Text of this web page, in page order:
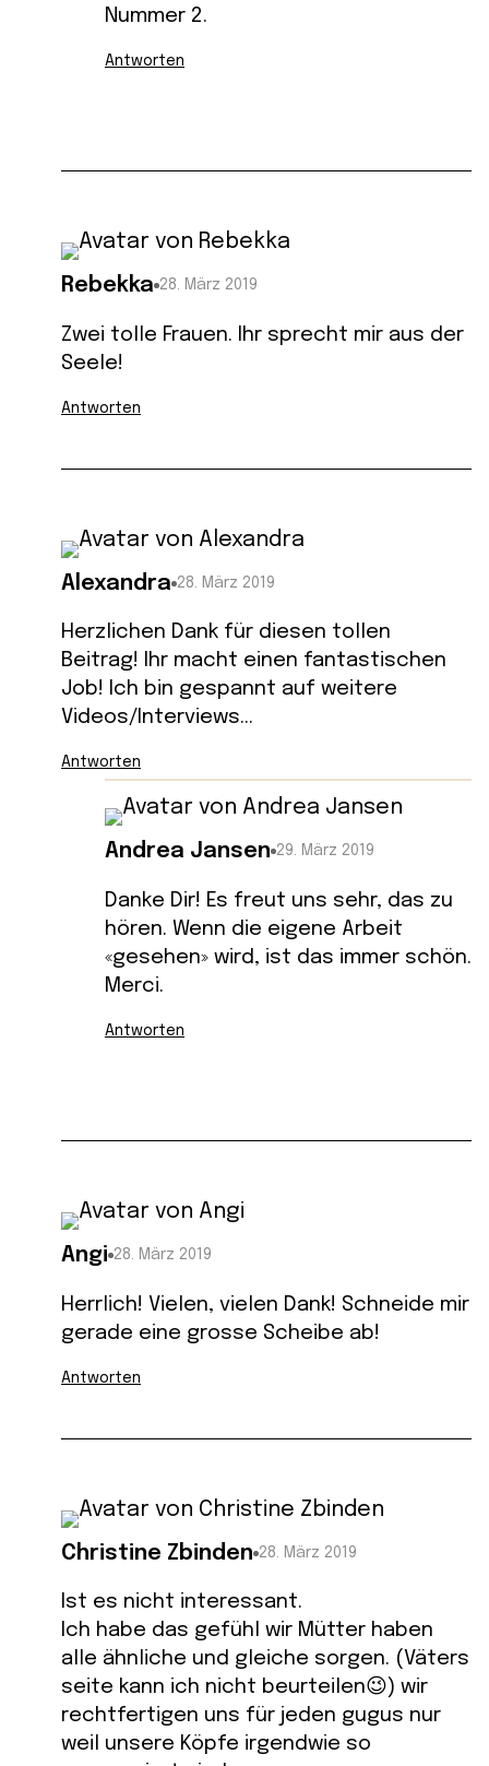
Nummer 2.
Antworten
Rebekka 28. März 2019
Zwei tolle Frauen. Ihr sprecht mir aus der
Seele!
Antworten
Alexandra 28. März 2019
Herzlichen Dank für diesen tollen
Beitrag! Ihr macht einen fantastischen
Job! Ich bin gespannt auf weitere
Videos/Interviews…
Antworten
Andrea Jansen 29. März 2019
Danke Dir! Es freut uns sehr, das zu
hören. Wenn die eigene Arbeit
«gesehen» wird, ist das immer schön.
Merci.
Antworten
Angi 28. März 2019
Herrlich! Vielen, vielen Dank! Schneide mir
gerade eine grosse Scheibe ab!
Antworten
Christine Zbinden 28. März 2019
Ist es nicht interessant.
Ich habe das gefühl wir Mütter haben
alle ähnliche und gleiche sorgen. (Väters
seite kann ich nicht beurteilen😉) wir
rechtfertigen uns für jeden gugus nur
weil unsere Köpfe irgendwie so